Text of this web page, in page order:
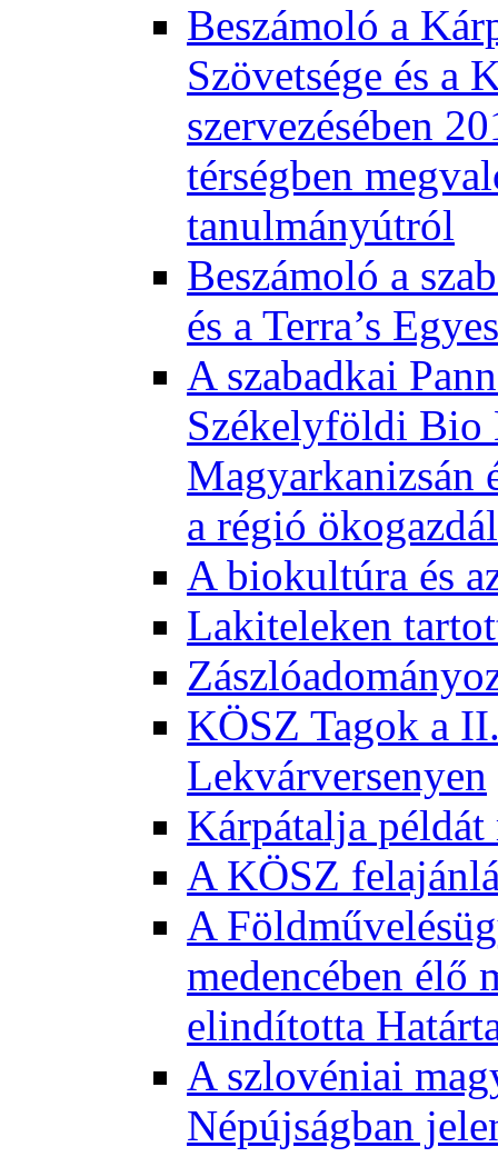
Beszámoló a
Szövetsége és a
szervezésében
térségben
tanulmányútról
Beszámoló a
és a Terra’s
A szabadkai
Székelyföldi Bio
Magyarkanizsán
a régió
A biokultúra és
Lakiteleken
KÖSZ Tagok a
Lekvárversenyen
Kárpátalja példát
A KÖSZ
A
medencében élő
elindította
A szlovéniai
Népújságban